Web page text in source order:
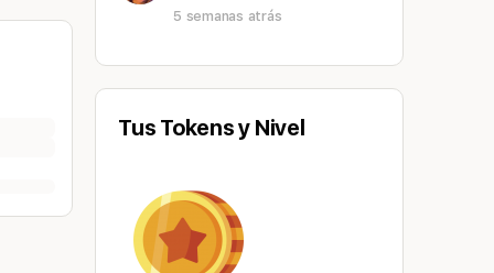
5 semanas atrás
Tus Tokens y Nivel